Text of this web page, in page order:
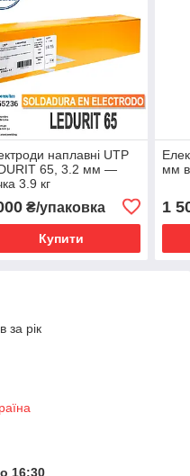
наплавні UTP
65, 3.2 мм —
3.9 кг
₴/упаковка
Купити
мм в
1
за рік
16:30